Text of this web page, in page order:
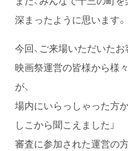
深まったように思います。
今回、ご来場いただいた
映画祭運営の皆様から様
が、
場内にいらっしゃった方
しこから聞こえました」
審査に参加された運営の